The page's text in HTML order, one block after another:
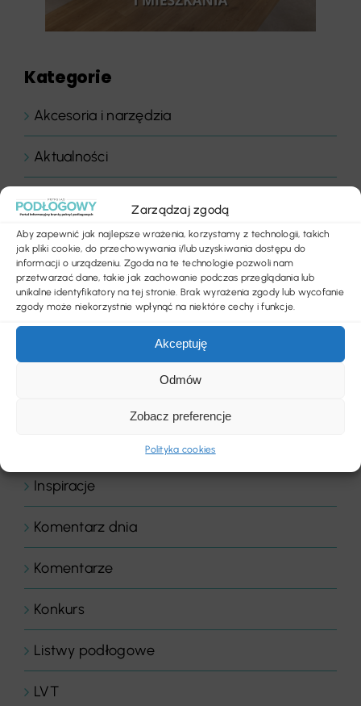
Zarządzaj zgodą
Aby zapewnić jak najlepsze wrażenia, korzystamy z technologii, takich
jak pliki cookie, do przechowywania i/lub uzyskiwania dostępu do
informacji o urządzeniu. Zgoda na te technologie pozwoli nam
przetwarzać dane, takie jak zachowanie podczas przeglądania lub
unikalne identyfikatory na tej stronie. Brak wyrażenia zgody lub wycofanie
zgody może niekorzystnie wpłynąć na niektóre cechy i funkcje.
Akceptuję
Odmów
Zobacz preferencje
Polityka cookies
Kategorie
Akcesoria i narzędzia
Aktualności
Bez kategorii
Biura i instytucje
Biznes
Floor Expert Arbiton
Hotele & wellness
Inspiracje
Komentarz dnia
Komentarze
Konkurs
Listwy podłogowe
LVT